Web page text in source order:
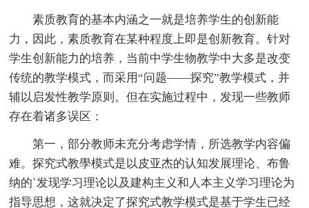
素质教育的基本内涵之一就是培养学生的创新能
力，因此，素质教育在某种程度上即是创新教育。针对
学生创新能力的培养，当前中学生物教学中大多是改变
传统的教学模式，而采用“问题——探究”教学模式，并
辅以启发性教学原则。但在实施过程中，发现一些教师
存在着诸多误区：
第一，部分教师未充分考虑学情，所选教学内容偏
难。探究式教學模式是以皮亚杰的认知发展理论、布鲁
纳的`发现学习理论以及建构主义和人本主义学习理论为
指导思想，这就决定了探究式教学模式是基于学生已经